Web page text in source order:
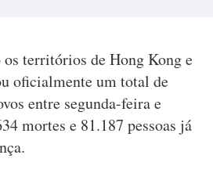
territórios de Hong Kong e
oficialmente um total de
entre segunda-feira e
mortes e 81.187 pessoas já